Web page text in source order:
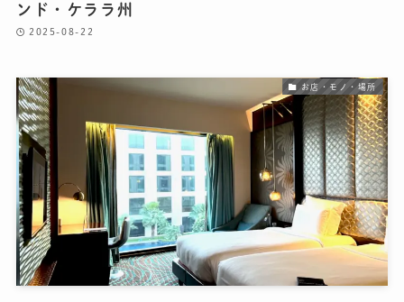
ンド・ケララ州
2025-08-22
お店・モノ・場所